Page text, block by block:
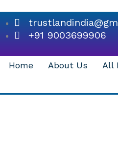
+91 9003699906
Home About Us All